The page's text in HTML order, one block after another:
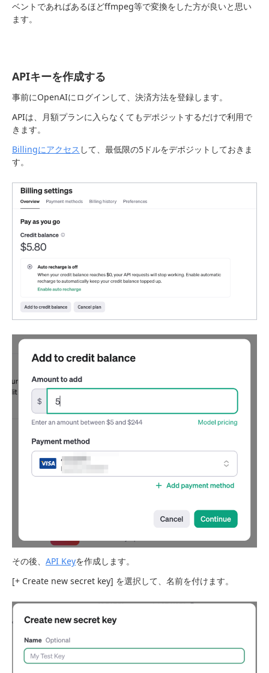
ベントであればあるほどffmpeg等で変換をした方が良いと思い
ます。
APIキーを作成する
事前にOpenAIにログインして、決済方法を登録します。
APIは、月額プランに入らなくてもデポジットするだけで利用で
きます。
Billingにアクセス して、最低限の5ドルをデポジットしておきま
す。
その後、 API Keyを作成します。
[+ Create new secret key] を選択して、名前を付けます。